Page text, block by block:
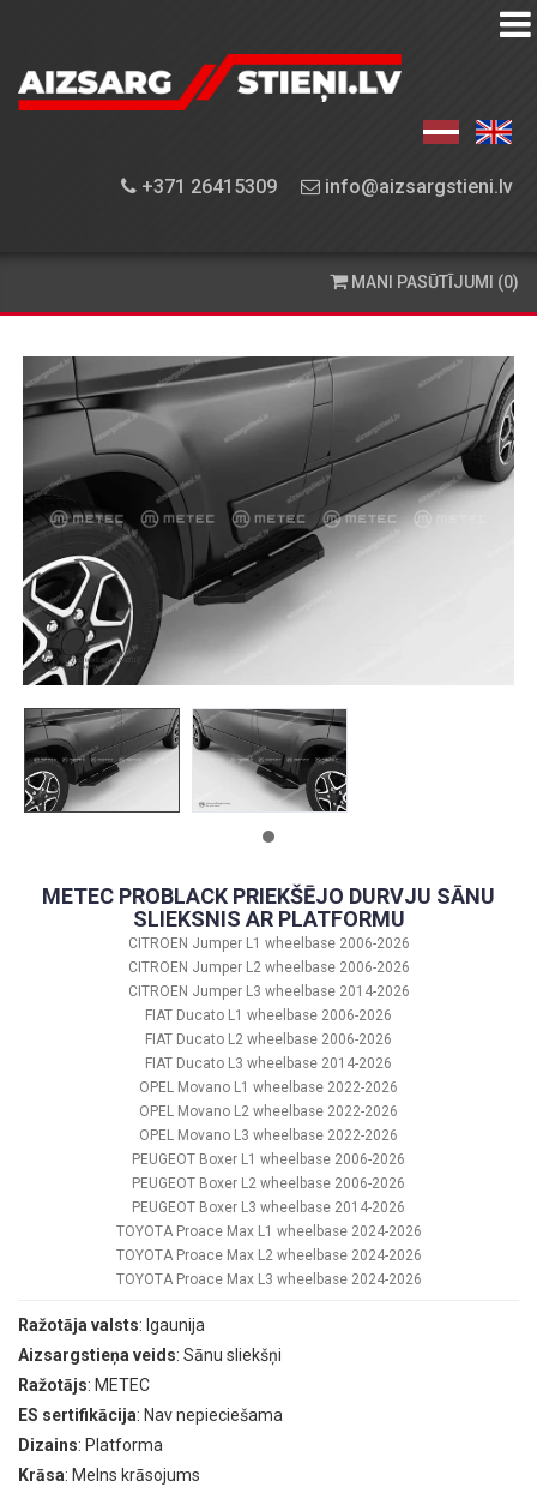
+371 26415309 info@aizsargstieni.lv
AIZSARGSTIEŅU
APRĪKOJUMA
PIEGĀDE
KONTAKTINFORMĀCIJA
MANI PASŪTĪJUMI (0)
METEC PROBLACK PRIEKŠĒJO DURVJU SĀNU
SLIEKSNIS AR PLATFORMU
CITROEN Jumper L1 wheelbase 2006-2026
CITROEN Jumper L2 wheelbase 2006-2026
CITROEN Jumper L3 wheelbase 2014-2026
FIAT Ducato L1 wheelbase 2006-2026
FIAT Ducato L2 wheelbase 2006-2026
FIAT Ducato L3 wheelbase 2014-2026
OPEL Movano L1 wheelbase 2022-2026
OPEL Movano L2 wheelbase 2022-2026
OPEL Movano L3 wheelbase 2022-2026
PEUGEOT Boxer L1 wheelbase 2006-2026
PEUGEOT Boxer L2 wheelbase 2006-2026
PEUGEOT Boxer L3 wheelbase 2014-2026
TOYOTA Proace Max L1 wheelbase 2024-2026
TOYOTA Proace Max L2 wheelbase 2024-2026
TOYOTA Proace Max L3 wheelbase 2024-2026
Ražotāja valsts: Igaunija
Aizsargstieņa veids: Sānu sliekšņi
Ražotājs: METEC
ES sertifikācija: Nav nepieciešama
Dizains: Platforma
Krāsa: Melns krāsojums